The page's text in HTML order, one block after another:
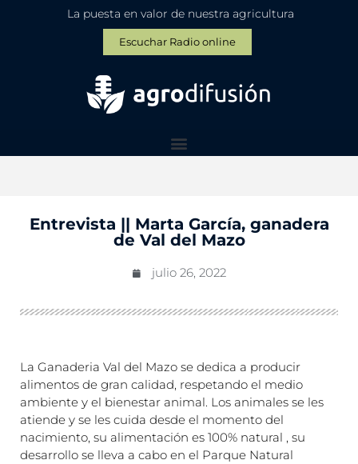
La puesta en valor de nuestra agricultura
Escuchar Radio online
Entrevista || Marta García, ganadera
de Val del Mazo
julio 26, 2022
La Ganaderia Val del Mazo se dedica a producir
alimentos de gran calidad, respetando el medio
ambiente y el bienestar animal. Los animales se les
atiende y se les cuida desde el momento del
nacimiento, su alimentación es 100% natural , su
desarrollo se lleva a cabo en el Parque Natural